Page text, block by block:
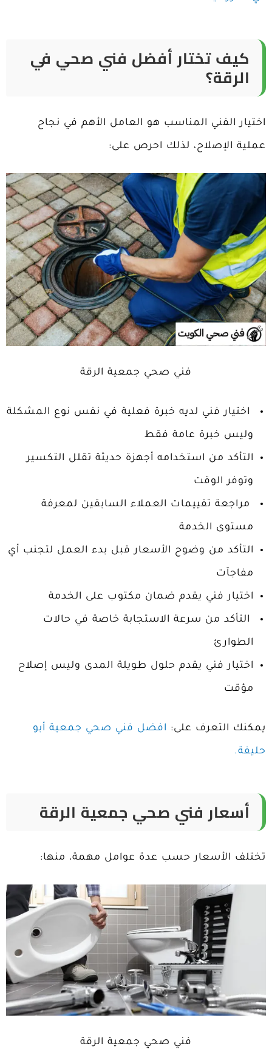
كيف تختار أفضل فني صحي في
الرقة؟
اختيار الفني المناسب هو العامل الأهم في نجاح
عملية الإصلاح، لذلك احرص على:
فني صحي جمعية الرقة
اختيار فني لديه خبرة فعلية في نفس نوع المشكلة
وليس خبرة عامة فقط
التأكد من استخدامه أجهزة حديثة تقلل التكسير
وتوفر الوقت
مراجعة تقييمات العملاء السابقين لمعرفة
مستوى الخدمة
التأكد من وضوح الأسعار قبل بدء العمل لتجنب أي
مفاجآت
اختيار فني يقدم ضمان مكتوب على الخدمة
التأكد من سرعة الاستجابة خاصة في حالات
الطوارئ
اختيار فني يقدم حلول طويلة المدى وليس إصلاح
مؤقت
يمكنك التعرف على: افضل فني صحي جمعية أبو
حليفة.
أسعار فني صحي جمعية الرقة
تختلف الأسعار حسب عدة عوامل مهمة، منها:
فني صحي جمعية الرقة